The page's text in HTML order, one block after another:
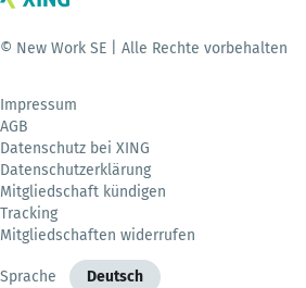
© New Work SE | Alle Rechte vorbehalten
Impressum
AGB
Datenschutz bei XING
Datenschutzerklärung
Mitgliedschaft kündigen
Tracking
Mitgliedschaften widerrufen
Sprache Deutsch